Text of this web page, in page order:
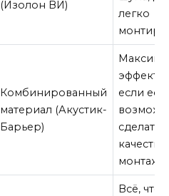
(Изолон ВИ)
легко
Комбинированный
материал (Акустик-
Барьер)
если
сделать
монтаж
Всё, что